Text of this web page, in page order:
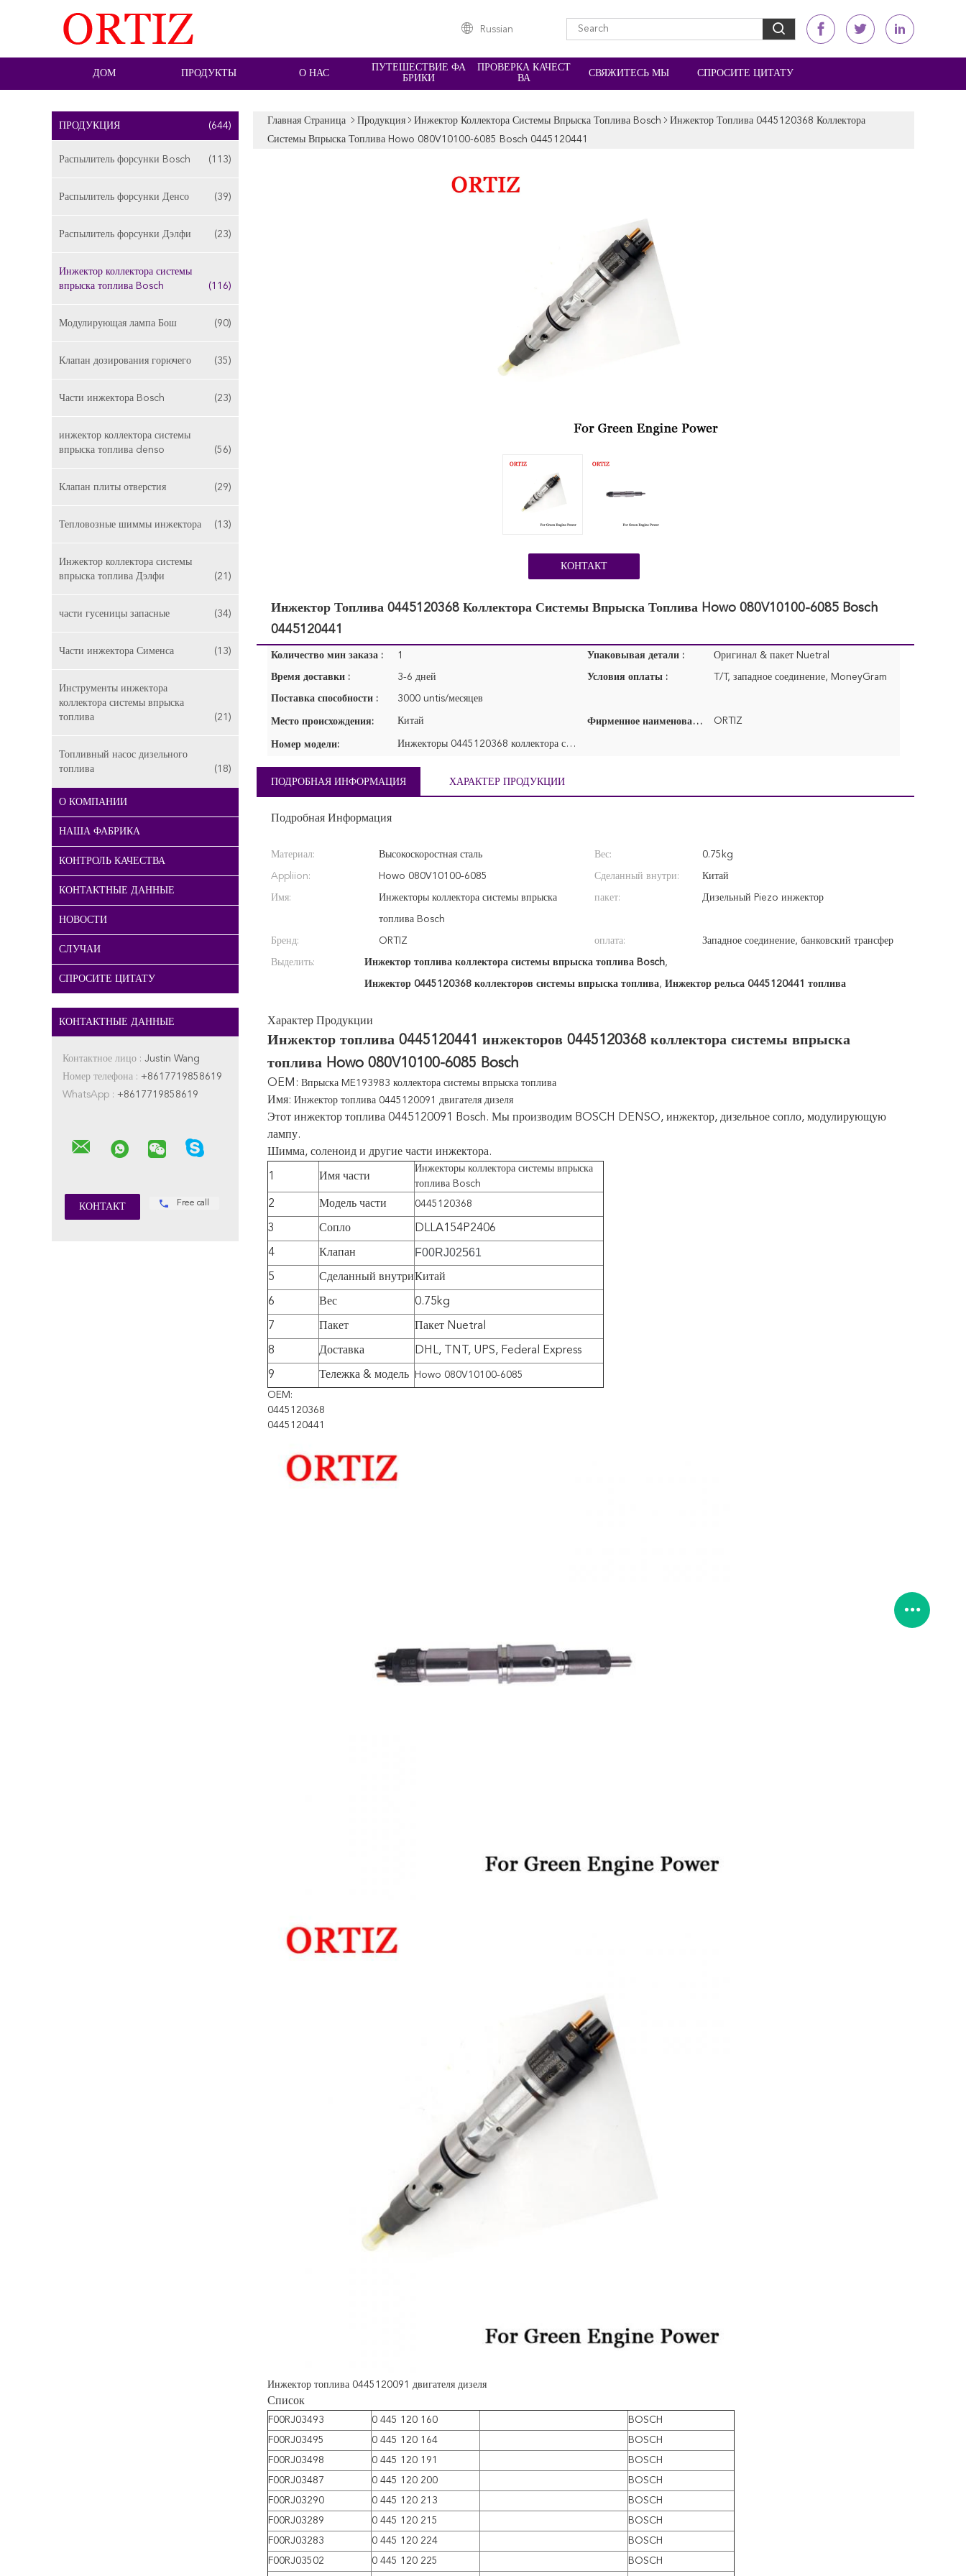
Russian
ДОМ ПРОДУКТЫ О НАС
ПУТЕШЕСТВИЕ ФА
БРИКИ
ПРОВЕРКА КАЧЕСТ
ВА
СВЯЖИТЕСЬ МЫ СПРОСИТЕ ЦИТАТУ
ПРОДУКЦИЯ (644)
Распылитель форсунки Bosch (113)
Распылитель форсунки Денсо (39)
Распылитель форсунки Дэлфи (23)
Инжектор коллектора системы
впрыска топлива Bosch
(116)
Модулирующая лампа Бош (90)
Клапан дозирования горючего (35)
Части инжектора Bosch (23)
инжектор коллектора системы
впрыска топлива denso
(56)
Клапан плиты отверстия (29)
Тепловозные шиммы инжектора (13)
Инжектор коллектора системы
впрыска топлива Дэлфи
(21)
части гусеницы запасные (34)
Части инжектора Сименса (13)
Инструменты инжектора
коллектора системы впрыска
топлива
(21)
Топливный насос дизельного
топлива
(18)
О КОМПАНИИ
НАША ФАБРИКА
КОНТРОЛЬ КАЧЕСТВА
КОНТАКТНЫЕ ДАННЫЕ
НОВОСТИ
СЛУЧАИ
СПРОСИТЕ ЦИТАТУ
КОНТАКТНЫЕ ДАННЫЕ
Контактное лицо : Justin Wang
Номер телефона : +8617719858619
WhatsApp : +8617719858619
Free call
Главная Страница Продукция Инжектор Коллектора Системы Впрыска Топлива Bosch
Инжектор Топлива 0445120368 Коллектора
Системы Впрыска Топлива Howo 080V10100-6085 Bosch 0445120441
КОНТАКТ
Инжектор Топлива 0445120368 Коллектора Системы Впрыска Топлива Howo 080V10100-6085 Bosch
0445120441
Количество мин заказа : 1 Упаковывая детали : Оригинал & пакет Nuetral
Время доставки : 3-6 дней Условия оплаты : T/T, западное соединение, MoneyGram
Поставка способности : 3000 untis/месяцев
Место происхождения: Китай Фирменное наименование: ORTIZ
Номер модели: Инжекторы 0445120368 коллектора системы впрыска топлива Bosch
ПОДРОБНАЯ ИНФОРМАЦИЯ ХАРАКТЕР ПРОДУКЦИИ
Подробная Информация
Материал: Высокоскоростная сталь Вес: 0.75kg
Appliion: Howo 080V10100-6085 Сделанный внутри: Китай
Имя: Инжекторы коллектора системы впрыска
топлива Bosch
пакет: Дизельный Piezo инжектор
Бренд: ORTIZ оплата: Западное соединение, банковский трансфер
Выделить: Инжектор топлива коллектора системы впрыска топлива Bosch,
Инжектор 0445120368 коллекторов системы впрыска топлива, Инжектор рельса 0445120441 топлива
Характер Продукции
Инжектор топлива 0445120441 инжекторов 0445120368 коллектора системы впрыска
топлива Howo 080V10100-6085 Bosch
OEM: Впрыска ME193983 коллектора системы впрыска топлива
Имя: Инжектор топлива 0445120091 двигателя дизеля
Этот инжектор топлива 0445120091 Bosch. Мы производим BOSCH DENSO, инжектор, дизельное сопло, модулирующую
лампу.
Шимма, соленоид и другие части инжектора.
1 Имя части
Инжекторы коллектора системы впрыска
топлива Bosch
2 Модель части 0445120368
3 Сопло DLLA154P2406
4 Клапан F00RJ02561
5 Сделанный внутриКитай
6 Вес 0.75kg
7 Пакет Пакет Nuetral
8 Доставка DHL, TNT, UPS, Federal Express
9 Тележка & модель
Howo 080V10100-6085
OEM:
0445120368
0445120441
Инжектор топлива 0445120091 двигателя дизеля
Список
F00RJ03493 0 445 120 160
BOSCH
F00RJ03495
0 445 120 164
BOSCH
F00RJ03498
0 445 120 191
BOSCH
F00RJ03487
0 445 120 200
BOSCH
F00RJ03290
0 445 120 213
BOSCH
F00RJ03289
0 445 120 215
BOSCH
F00RJ03283
0 445 120 224
BOSCH
F00RJ03502
0 445 120 225 BOSCH